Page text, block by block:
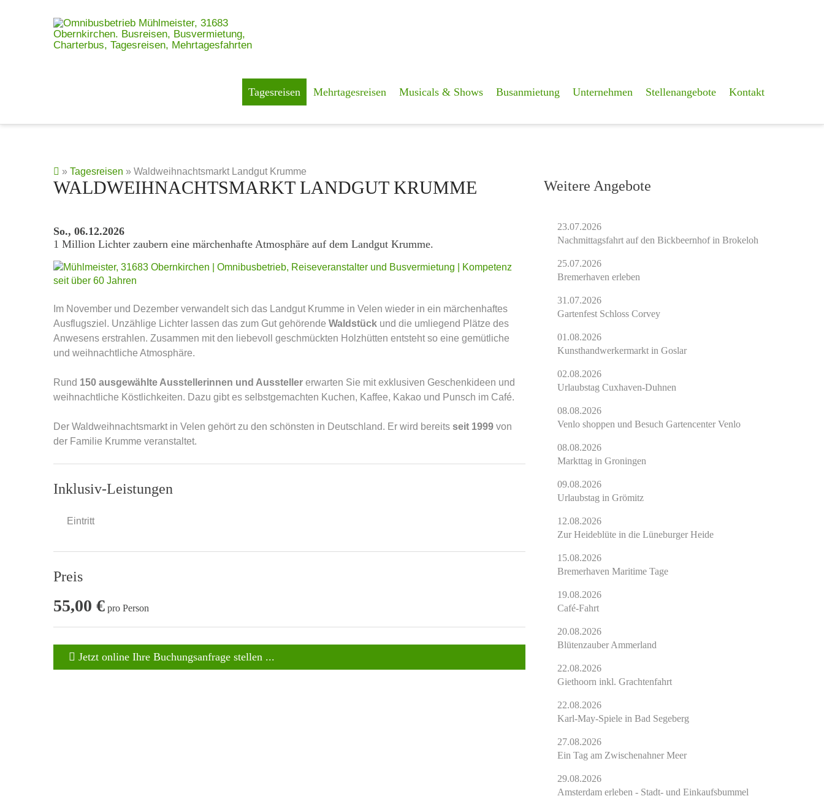
Tagesreisen Mehrtagesreisen Musicals & Shows Busanmietung Unternehmen Stellenangebote Kontakt
» Tagesreisen » Waldweihnachtsmarkt Landgut Krumme
WALDWEIHNACHTSMARKT LANDGUT KRUMME
So., 06.12.2026
1 Million Lichter zaubern eine märchenhafte Atmosphäre auf dem Landgut Krumme.
Im November und Dezember verwandelt sich das Landgut Krumme in Velen wieder in ein märchenhaftes
Ausflugsziel. Unzählige Lichter lassen das zum Gut gehörende Waldstück und die umliegend Plätze des
Anwesens erstrahlen. Zusammen mit den liebevoll geschmückten Holzhütten entsteht so eine gemütliche
und weihnachtliche Atmosphäre.
Rund 150 ausgewählte Ausstellerinnen und Aussteller erwarten Sie mit exklusiven Geschenkideen und
weihnachtliche Köstlichkeiten. Dazu gibt es selbstgemachten Kuchen, Kaffee, Kakao und Punsch im Café.
Der Waldweihnachtsmarkt in Velen gehört zu den schönsten in Deutschland. Er wird bereits seit 1999 von
der Familie Krumme veranstaltet.
Inklusiv-Leistungen
Eintritt
Preis
55,00 € pro Person
Jetzt online Ihre Buchungsanfrage stellen ...
Weitere Angebote
23.07.2026
Nachmittagsfahrt auf den Bickbeernhof in Brokeloh
25.07.2026
Bremerhaven erleben
31.07.2026
Gartenfest Schloss Corvey
01.08.2026
Kunsthandwerkermarkt in Goslar
02.08.2026
Urlaubstag Cuxhaven-Duhnen
08.08.2026
Venlo shoppen und Besuch Gartencenter Venlo
08.08.2026
Markttag in Groningen
09.08.2026
Urlaubstag in Grömitz
12.08.2026
Zur Heideblüte in die Lüneburger Heide
15.08.2026
Bremerhaven Maritime Tage
19.08.2026
Café-Fahrt
20.08.2026
Blütenzauber Ammerland
22.08.2026
Giethoorn inkl. Grachtenfahrt
22.08.2026
Karl-May-Spiele in Bad Segeberg
27.08.2026
Ein Tag am Zwischenahner Meer
29.08.2026
Amsterdam erleben - Stadt- und Einkaufsbummel